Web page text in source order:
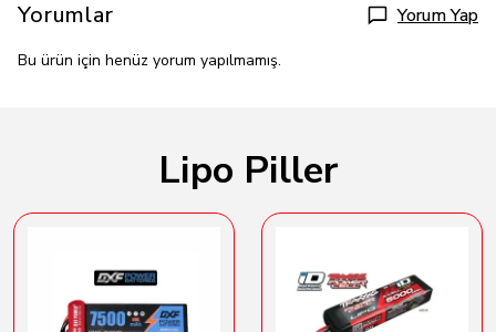
Yorumlar Yorum Yap
Bu ürün için henüz yorum yapılmamış.
Lipo Piller